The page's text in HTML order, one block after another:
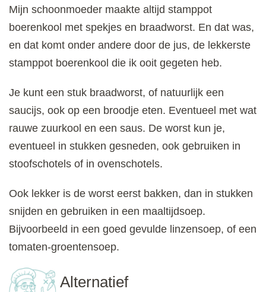
Mijn schoonmoeder maakte altijd stamppot
boerenkool met spekjes en braadworst. En dat was,
en dat komt onder andere door de jus, de lekkerste
stamppot boerenkool die ik ooit gegeten heb.
Je kunt een stuk braadworst, of natuurlijk een
saucijs, ook op een broodje eten. Eventueel met wat
rauwe zuurkool en een saus. De worst kun je,
eventueel in stukken gesneden, ook gebruiken in
stoofschotels of in ovenschotels.
Ook lekker is de worst eerst bakken, dan in stukken
snijden en gebruiken in een maaltijdsoep.
Bijvoorbeeld in een goed gevulde linzensoep, of een
tomaten-groentensoep.
Alternatief